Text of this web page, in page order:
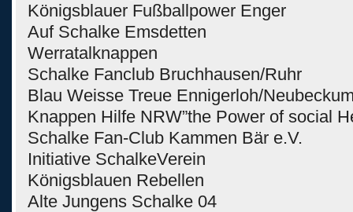
Königsblauer Fußballpower Enger
Auf Schalke Emsdetten
Werratalknappen
Schalke Fanclub Bruchhausen/Ruhr
Blau Weisse Treue Ennigerloh/
Knappen Hilfe NRW”the Power of social
Schalke Fan-Club Kammen Bär e.V.
Initiative SchalkeVerein
Königsblauen Rebellen
Alte Jungens Schalke 04